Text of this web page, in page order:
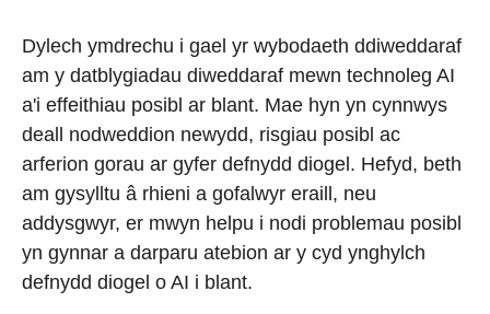
Dylech ymdrechu i gael yr wybodaeth ddiweddaraf
am y datblygiadau diweddaraf mewn technoleg AI
a'i effeithiau posibl ar blant. Mae hyn yn cynnwys
deall nodweddion newydd, risgiau posibl ac
arferion gorau ar gyfer defnydd diogel. Hefyd, beth
am gysylltu â rhieni a gofalwyr eraill, neu
addysgwyr, er mwyn helpu i nodi problemau posibl
yn gynnar a darparu atebion ar y cyd ynghylch
defnydd diogel o AI i blant.